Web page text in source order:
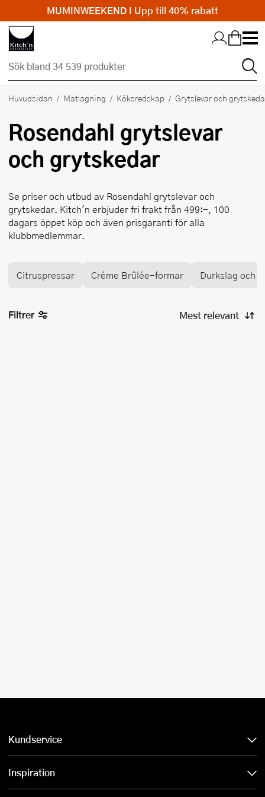
Hopp till huvudinnehållet
Huvudsidan Matlagning Köksredskap Grytslevar och
Rosendahl grytslevar
och grytskedar
Se priser och utbud av Rosendahl grytslevar och
grytskedar. Kitch'n erbjuder fri frakt från 499:-, 100
dagars öppet köp och även prisgaranti för alla
klubbmedlemmar.
Citruspressar Créme Brûlée-formar Durkslag och
Filtrer
Kundservice
Inspiration
MUMINWEEKEND I Upp till 40% rabatt